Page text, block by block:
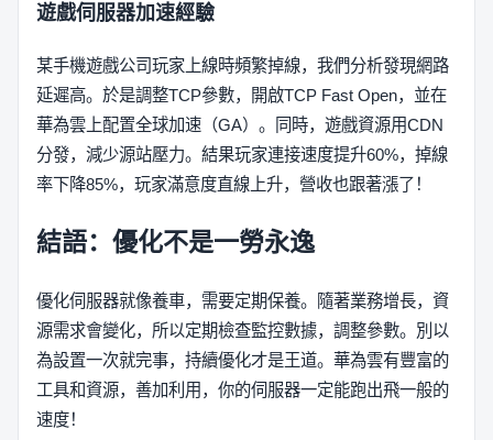
遊戲伺服器加速經驗
某手機遊戲公司玩家上線時頻繁掉線，我們分析發現網路
延遲高。於是調整TCP參數，開啟TCP Fast Open，並在
華為雲上配置全球加速（GA）。同時，遊戲資源用CDN
分發，減少源站壓力。結果玩家連接速度提升60%，掉線
率下降85%，玩家滿意度直線上升，營收也跟著漲了！
結語：優化不是一勞永逸
優化伺服器就像養車，需要定期保養。隨著業務增長，資
源需求會變化，所以定期檢查監控數據，調整參數。別以
為設置一次就完事，持續優化才是王道。華為雲有豐富的
工具和資源，善加利用，你的伺服器一定能跑出飛一般的
速度！